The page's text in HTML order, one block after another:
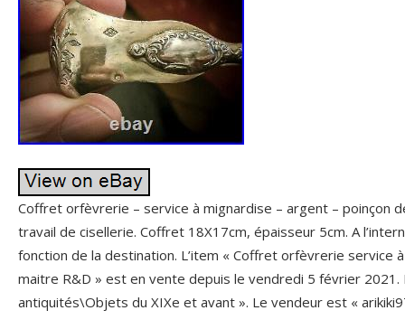
Coffret orfèvrerie – service à mignardise – argent – poinçon
travail de cisellerie. Coffret 18X17cm, épaisseur 5cm. A
fonction de la destination. L’item « Coffret orfèvrerie service
maitre R&D » est en vente depuis le vendredi 5 février
antiquités\Objets du XIXe et avant ». Le vendeur est «